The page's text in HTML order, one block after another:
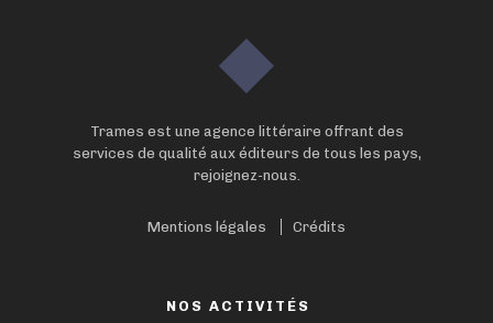
Trames est une agence littéraire offrant des
services de qualité aux éditeurs de tous les pays,
rejoignez-nous.
Mentions légales Crédits
NOS ACTIVITÉS